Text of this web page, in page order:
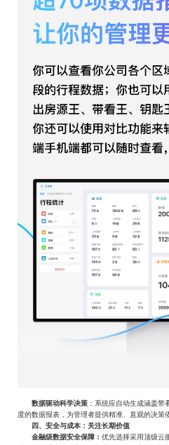
数据驱动科学决策 ：系统应自动生成涵盖
度的数据报表，为管理者提供精准、直观的决策
四、安全与成本：关注长期价值
金融级数据安全保障： 优先选择采用顶级云